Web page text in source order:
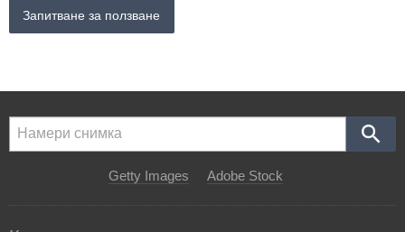
Запитване за ползване
Getty Images Adobe Stock